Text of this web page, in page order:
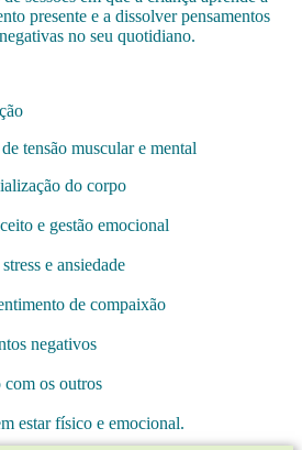
presente e a dissolver pensamentos
no seu quotidiano.
tensão muscular e mental
do corpo
e gestão emocional
e ansiedade
de compaixão
negativos
os outros
estar físico e emocional.